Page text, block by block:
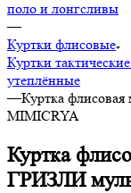
поло и лонгсливы
—
Куртки флисовые
Куртки
утеплённые
—Куртка
MIMICRYA
Куртка
ГРИЗЛИ